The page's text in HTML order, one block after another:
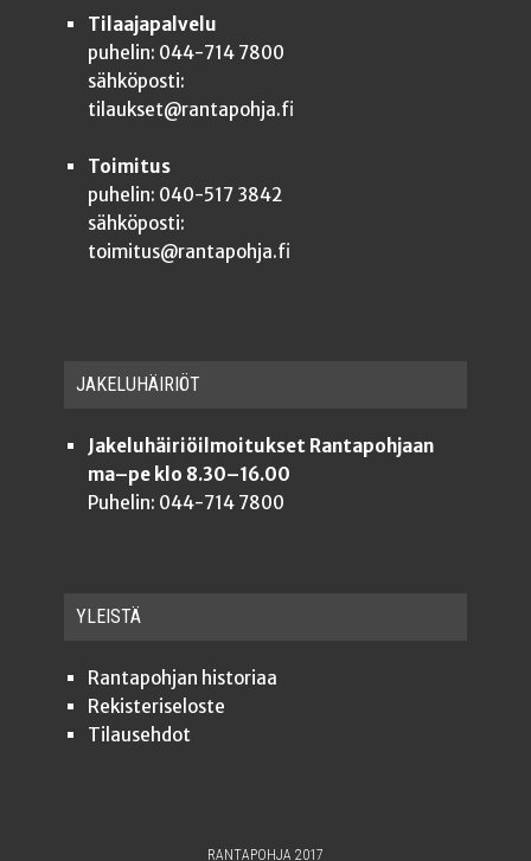
Tilaajapalvelu
puhelin: 044-714 7800
sähköposti:
tilaukset@rantapohja.fi
Toimitus
puhelin: 040-517 3842
sähköposti:
toimitus@rantapohja.fi
JAKE­LU­HÄI­RIÖT
Jakeluhäiriöilmoitukset Rantapohjaan
ma–pe klo 8.30–16.00
Puhelin: 044-714 7800
YLEISTÄ
Ran­ta­poh­jan historiaa
Rekis­te­ri­se­los­te
Tilauseh­dot
RANTAPOHJA 2017